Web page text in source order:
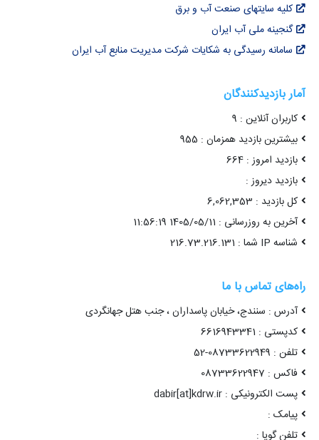
کلیه سایتهای صنعت آب و برق
گنجینه ملی آب ایران
سامانه رسیدگی به شکایات شرکت مدیریت منابع آب ایران
آمار بازدیدکنندگان
کاربران آنلاین : 9
بیشترین بازدید همزمان : 955
بازدید امروز : 664
بازدید دیروز :
کل بازدید : 6,062,353
آخرین به روزرسانی : 1405/05/11 11:56:19
شناسه IP شما : 216.73.216.131
راه‌های تماس با ما
آدرس : سنندج، خیابان پاسداران ، جنب هتل جهانگردی
کدپستی : 6616943341
تلفن : 08733622949-52
فاکس : 08733622947
پست الکترونیکی : dabir[at]kdrw.ir
پیامک :
تلفن گویا :